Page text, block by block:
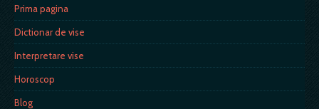
Prima pagina
Dictionar de vise
Interpretare vise
Horoscop
Blog